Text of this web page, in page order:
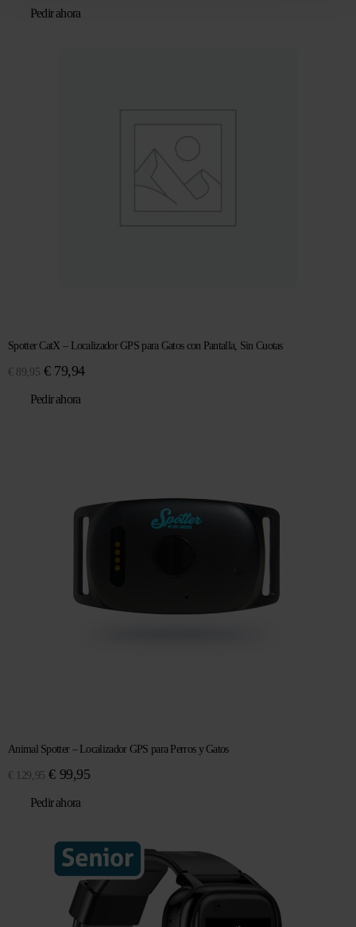
Pedir ahora
Spotter CatX – Localizador GPS para Gatos con Pantalla, Sin Cuotas
€ 89,95 El
original
€79,94El
Pedir ahora
Animal Spotter – Localizador GPS para Perros y Gatos
€ 129,95 El
original
€ 129,95.
€ 99,95El
€ 99,95.
Pedir ahora